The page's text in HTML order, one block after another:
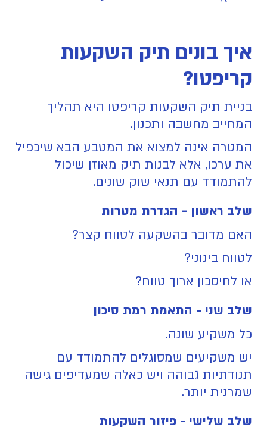
איך בונים תיק השקעות
קריפטו?
בניית תיק השקעות קריפטו היא תהליך
המחייב מחשבה ותכנון.
המטרה אינה למצוא את המטבע הבא שיכפיל
את ערכו, אלא לבנות תיק מאוזן שיכול
להתמודד עם תנאי שוק שונים.
שלב ראשון - הגדרת מטרות
האם מדובר בהשקעה לטווח קצר?
לטווח בינוני?
או לחיסכון ארוך טווח?
שלב שני - התאמת רמת סיכון
כל משקיע שונה.
יש משקיעים שמסוגלים להתמודד עם
תנודתיות גבוהה ויש כאלה שמעדיפים גישה
שמרנית יותר.
שלב שלישי - פיזור השקעות